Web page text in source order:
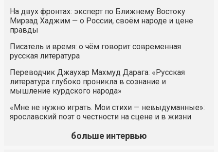
На двух фронтах: эксперт по Ближнему Востоку
Мирзад Хаджим — о России, своём народе и цене
правды
Писатель и время: о чём говорит современная
русская литература
Переводчик Джаухар Махмуд Дарага: «Русская
литература глубоко проникла в сознание и
мышление курдского народа»
«Мне не нужно играть. Мои стихи — невыдуманные»:
ярославский поэт о честности на сцене и в жизни
больше интервью